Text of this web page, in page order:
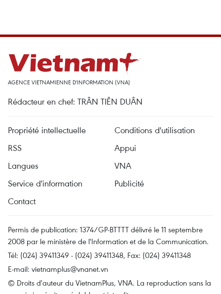
AGENCE VIETNAMIENNE D'INFORMATION (VNA)
Rédacteur en chef: TRÂN TIÊN DUÂN
Propriété intellectuelle
Conditions d'utilisation
RSS
Appui
Langues
VNA
Service d'information
Publicité
Contact
Permis de publication: 1374/GP-BTTTT délivré le 11 septembre
2008 par le ministère de l'Information et de la Communication.
Tél: (024) 39411349 - (024) 39411348, Fax: (024) 39411348
E-mail: vietnamplus@vnanet.vn
© Droits d'auteur du VietnamPlus, VNA. La reproduction sans la